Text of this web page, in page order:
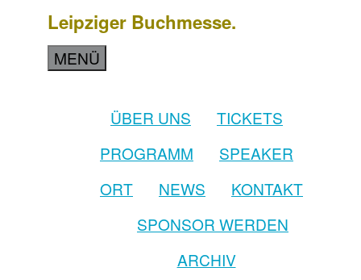
Leipziger Buchmesse.
MENÜ
ÜBER UNS
TICKETS
PROGRAMM
SPEAKER
ORT
NEWS
KONTAKT
SPONSOR WERDEN
ARCHIV